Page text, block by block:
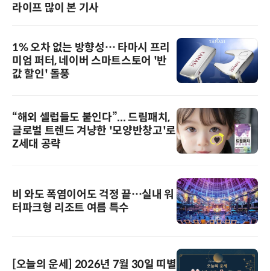
라이프 많이 본 기사
1% 오차 없는 방향성… 타마시 프리
미엄 퍼터, 네이버 스마트스토어 '반
값 할인' 돌풍
“해외 셀럽들도 붙인다”... 드림패치,
글로벌 트렌드 겨냥한 '모양반창고'로
Z세대 공략
비 와도 폭염이어도 걱정 끝…실내 워
터파크형 리조트 여름 특수
[오늘의 운세] 2026년 7월 30일 띠별